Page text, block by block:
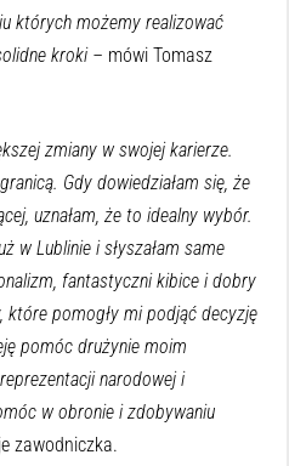
których możemy realizować
kroki – mówi Tomasz
zmiany w swojej karierze.
Gdy dowiedziałam się, że
uznałam, że to idealny wybór.
w Lublinie i słyszałam same
fantastyczni kibice i dobry
które pomogły mi podjąć decyzję
pomóc drużynie moim
narodowej i
w obronie i zdobywaniu
zawodniczka.